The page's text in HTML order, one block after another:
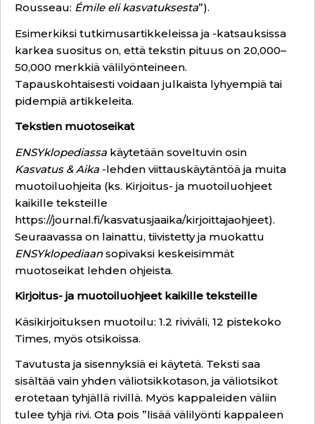
Rousseau: Émile eli kasvatuksesta”).
Esimerkiksi tutkimusartikkeleissa ja -katsauksissa
karkea suositus on, että tekstin pituus on 20,000–
50,000 merkkiä välilyönteineen.
Tapauskohtaisesti voidaan julkaista lyhyempiä tai
pidempiä artikkeleita.
Tekstien muotoseikat
ENSYklopediassa käytetään soveltuvin osin
Kasvatus & Aika -lehden viittauskäytäntöä ja muita
muotoiluohjeita (ks. Kirjoitus- ja muotoiluohjeet
kaikille teksteille
https://journal.fi/kasvatusjaaika/kirjoittajaohjeet).
Seuraavassa on lainattu, tiivistetty ja muokattu
ENSYklopediaansopivaksi keskeisimmät
muotoseikat lehden ohjeista.
Kirjoitus- ja muotoiluohjeet kaikille teksteille
Käsikirjoituksen muotoilu: 1.2 riviväli, 12 pistekoko
Times, myös otsikoissa.
Tavutusta ja sisennyksiä ei käytetä. Teksti saa
sisältää vain yhden väliotsikkotason, ja väliotsikot
erotetaan tyhjällä rivillä. Myös kappaleiden väliin
tulee tyhjä rivi. Ota pois ”lisää välilyönti kappaleen